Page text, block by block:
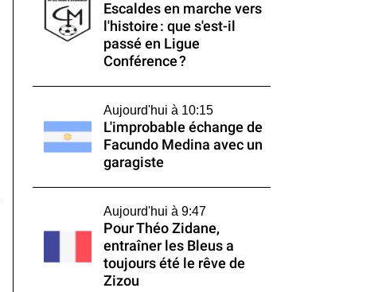
Escaldes en marche vers
l'histoire : que s'est-il
passé en Ligue
Conférence ?
Aujourd'hui à 10:15
L'improbable échange de
Facundo Medina avec un
garagiste
Aujourd'hui à 9:47
Pour Théo Zidane,
entraîner les Bleus a
toujours été le rêve de
Zizou